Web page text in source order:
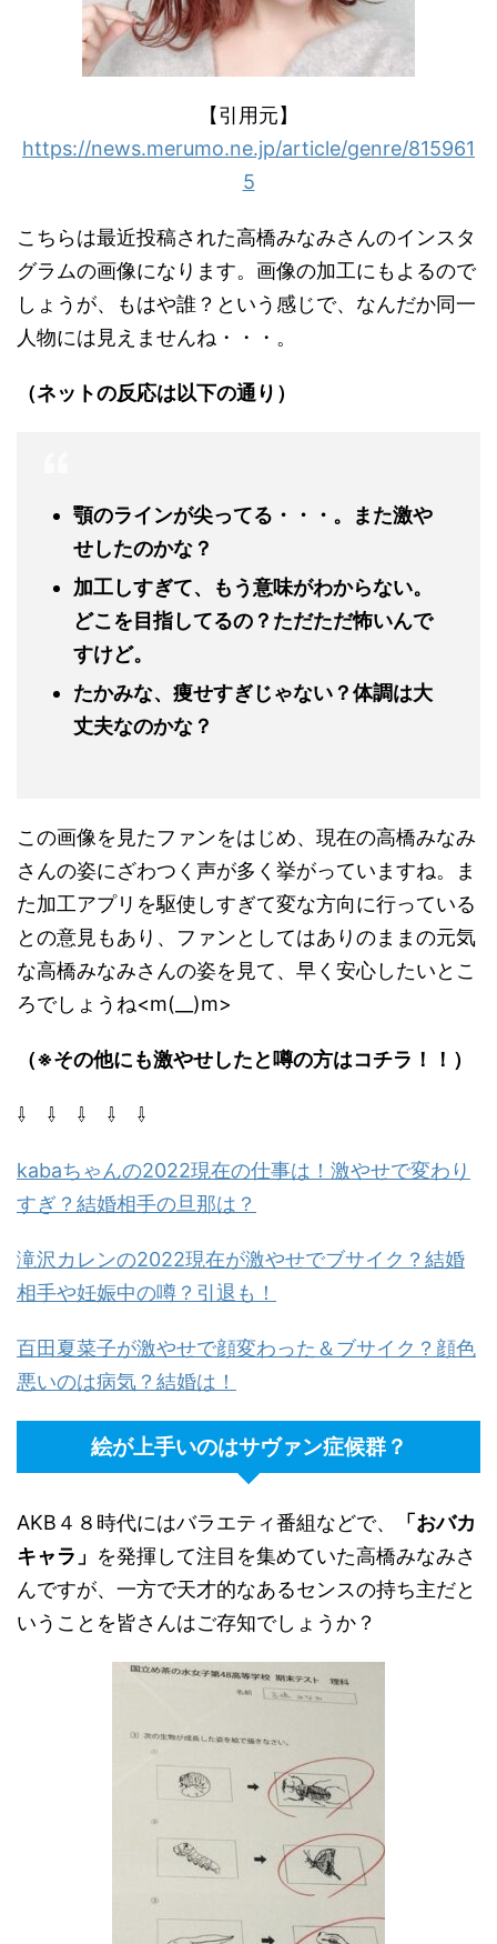
【引用元】
https://news.merumo.ne.jp/article/genre/815961
5
こちらは最近投稿された高橋みなみさんのインスタ
グラムの画像になります。画像の加工にもよるので
しょうが、もはや誰？という感じで、なんだか同一
人物には見えませんね・・・。
（ネットの反応は以下の通り）
顎のラインが尖ってる・・・。また激や
せしたのかな？
加工しすぎて、もう意味がわからない。
どこを目指してるの？ただただ怖いんで
すけど。
たかみな、痩せすぎじゃない？体調は大
丈夫なのかな？
この画像を見たファンをはじめ、現在の高橋みなみ
さんの姿にざわつく声が多く挙がっていますね。ま
た加工アプリを駆使しすぎて変な方向に行っている
との意見もあり、ファンとしてはありのままの元気
な高橋みなみさんの姿を見て、早く安心したいとこ
ろでしょうね<m(__)m>
（※その他にも激やせしたと噂の方はコチラ！！）
⇩ ⇩ ⇩ ⇩ ⇩
kabaちゃんの2022現在の仕事は！激やせで変わり
すぎ？結婚相手の旦那は？
滝沢カレンの2022現在が激やせでブサイク？結婚
相手や妊娠中の噂？引退も！
百田夏菜子が激やせで顔変わった＆ブサイク？顔色
悪いのは病気？結婚は！
絵が上手いのはサヴァン症候群？
AKB４８時代にはバラエティ番組などで、
「おバカ
キャラ」 を発揮して注目を集めていた高橋みなみさ
んですが、一方で天才的なあるセンスの持ち主だと
いうことを皆さんはご存知でしょうか？